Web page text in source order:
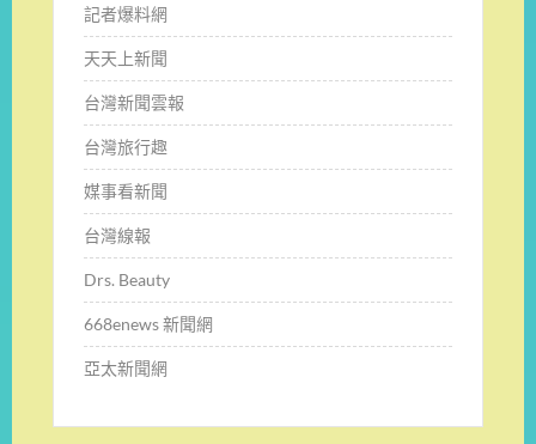
記者爆料網
天天上新聞
台灣新聞雲報
台灣旅行趣
媒事看新聞
台灣線報
Drs. Beauty
668enews 新聞網
亞太新聞網